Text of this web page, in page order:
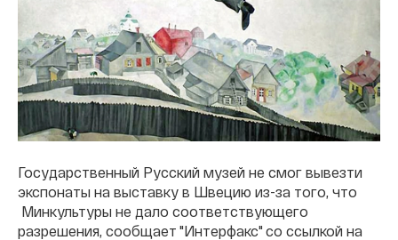
Государственный Русский музей не смог вывезти
экспонаты на выставку в Швецию из-за того, что
Минкультуры не дало соответствующего
разрешения, сообщает "Интерфакс" со ссылкой на